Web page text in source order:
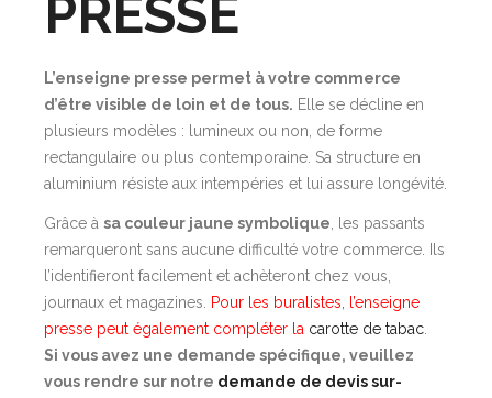
PRESSE
L’enseigne presse permet à votre commerce
d’être visible de loin et de tous. Elle se décline en
plusieurs modèles : lumineux ou non, de forme
rectangulaire ou plus contemporaine. Sa structure en
aluminium résiste aux intempéries et lui assure longévité.
Grâce à sa couleur jaune symbolique , les passants
remarqueront sans aucune difficulté votre commerce. Ils
l’identifieront facilement et achèteront chez vous,
journaux et magazines.
Pour les buralistes, l’enseigne
presse peut également compléter la carotte de tabac
Si vous avez une demande spécifique, veuillez
vous rendre sur notre demande de devis sur-